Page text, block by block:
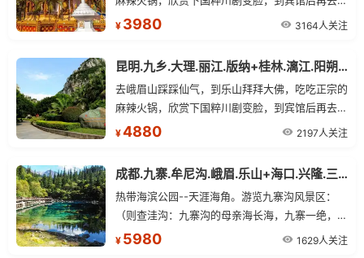
个晚茶、搓搓麻将，让您充分领略天府之国的魅力
¥ 3980 3164人关注
昆明.九乡.大理.丽江.版纳+桂林.漓江.阳朔三飞14日游
去峨眉山踩踩仙气，到乐山拜拜大佛，吃吃正宗的
麻辣火锅，欣赏下国粹川剧变脸，到宾馆后再去喝
个晚茶、搓搓麻将，让您充分领略天府之国的魅力
¥4880 2197人关注
成都.九寨.牟尼沟.峨眉.乐山+海口.兴隆.三亚四星+桂林.北海四飞15日
热带海滨公园--天涯海角。游览九寨沟风景区：
（则查洼沟：九寨沟的母亲海长海，九寨一绝，五
花海，上下季节海。日则沟：原始森林，芳草海,
¥ 5980 1629人关注